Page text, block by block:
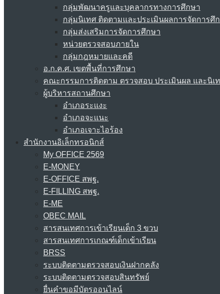
กลุ่มพัฒนาครูและบุคลากรทางการศึกษา
กลุ่มนิเทศ ติดตามและประเมินผลการจัดการศึ
กลุ่มส่งเสริมการจัดการศึกษา
หน่วยตรวจสอบภายใน
กลุ่มกฎหมายและคดี
อ.ก.ค.ศ. เขตพื้นที่การศึกษา
คณะกรรมการติดตาม ตรวจสอบ ประเมินผล และนิเ
ผู้บริหารสถานศึกษา
อำเภอระแงะ
อำเภอจะแนะ
อำเภอเจาะไอร้อง
สำนักงานอิเล็กทรอนิกส์
My OFFICE 2569
E-MONEY
E-OFFICE สพฐ.
E-FILLING สพฐ.
E-ME
OBEC MAIL
สารสนเทศการเข้าเรียนเด็ก 3 ขวบ
สารสนเทศการเกณฑ์เด็กเข้าเรียน
BRSS
ระบบติดตามตรวจสอบเงินฝากคลัง
ระบบติดตามตรวจสอบสินทรัพย์
ยื่นคำขอมีบัตรออนไลน์